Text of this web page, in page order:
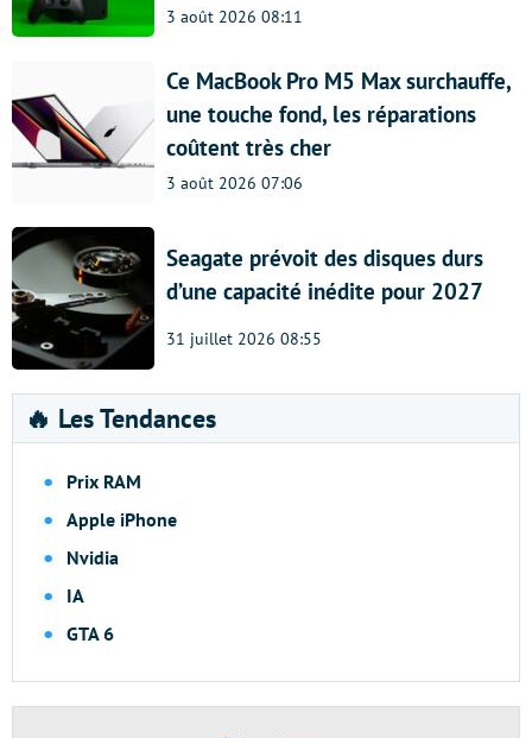
3 août 2026 08:11
Ce MacBook Pro M5 Max surchauffe,
une touche fond, les réparations
coûtent très cher
3 août 2026 07:06
Seagate prévoit des disques durs
d’une capacité inédite pour 2027
31 juillet 2026 08:55
🔥 Les Tendances
Prix RAM
Apple iPhone
Nvidia
IA
GTA 6